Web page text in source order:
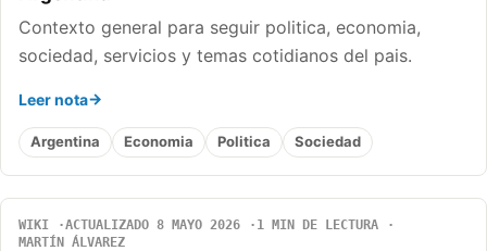
Contexto general para seguir politica, economia,
sociedad, servicios y temas cotidianos del pais.
Leer nota
Argentina Economia Politica Sociedad
WIKI ACTUALIZADO 8 MAYO 2026
1 MIN DE LECTURA
MARTÍN ÁLVAREZ